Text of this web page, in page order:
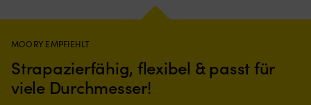
MOORY EMPFIEHLT
Strapazierfähig, flexibel & passt für
viele Durchmesser!